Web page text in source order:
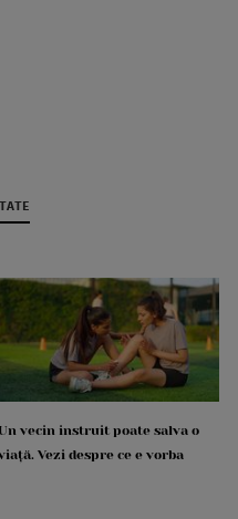
Un vecin instruit poate salva o
Vezi despre ce e vorba